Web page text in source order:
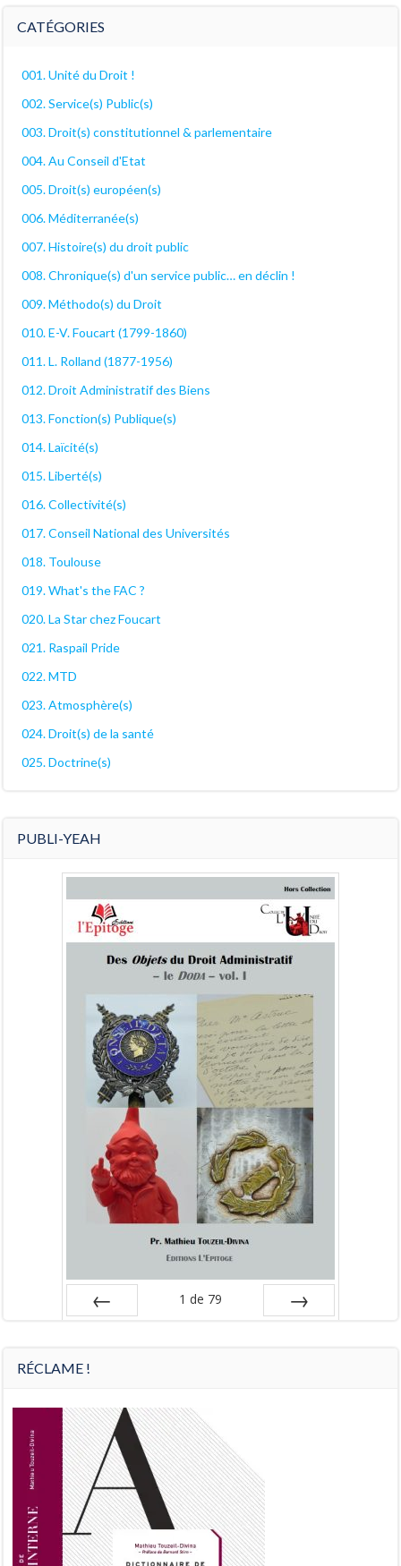
CATÉGORIES
001. Unité du Droit !
002. Service(s) Public(s)
003. Droit(s) constitutionnel & parlementaire
004. Au Conseil d'Etat
005. Droit(s) européen(s)
006. Méditerranée(s)
007. Histoire(s) du droit public
008. Chronique(s) d'un service public… en déclin !
009. Méthodo(s) du Droit
010. E-V. Foucart (1799-1860)
011. L. Rolland (1877-1956)
012. Droit Administratif des Biens
013. Fonction(s) Publique(s)
014. Laïcité(s)
015. Liberté(s)
016. Collectivité(s)
017. Conseil National des Universités
018. Toulouse
019. What's the FAC ?
020. La Star chez Foucart
021. Raspail Pride
022. MTD
023. Atmosphère(s)
024. Droit(s) de la santé
025. Doctrine(s)
PUBLI-YEAH
1 de 79
RÉCLAME !